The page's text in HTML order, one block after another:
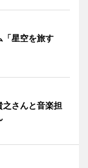
「星空を旅す
さんと音楽担